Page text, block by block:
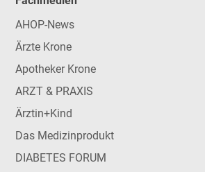
AHOP-News
Ärzte Krone
Apotheker Krone
ARZT & PRAXIS
Ärztin+Kind
Das Medizinprodukt
DIABETES FORUM